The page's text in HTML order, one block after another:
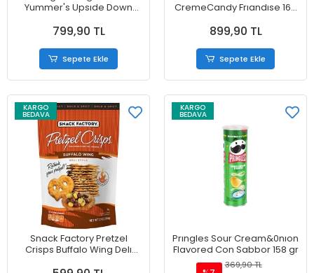
Yummer's Upsıde Down
Kakao Bisküvileri 135 g
799,90 TL
Sepete Ekle
CremeCandy Frıandıse 160
899,90 TL
Sepete Ekle
KARGO
BEDAVA
Snack Factory Pretzel
Crisps Buffalo Wing Delı
KARGO
BEDAVA
Prıngles Sour Cream&0nıon
Flavored Con Sabbor 158 gr
369,90 TL